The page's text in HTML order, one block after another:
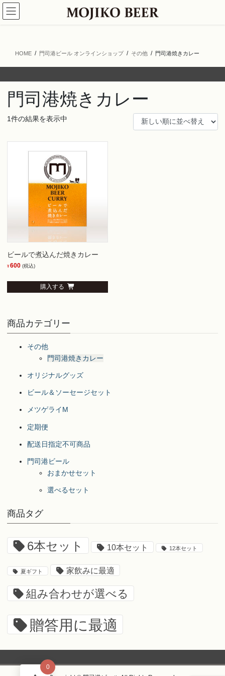
コ
ン
ス
ナ
ビ
ン
HOME 門司港ビール オンラインショップ その他 門司港焼きカレー
門司港焼きカレー
1件の結果を表示中
ビールで煮込んだ焼きカレー
¥600 (税込)
購入する
商品カテゴリー
その他
門司港焼きカレー
オリジナルグッズ
ビール＆ソーセージセット
メツゲライM
定期便
配送日指定不可商品
門司港ビール
おまかせセット
選べるセット
商品タグ
6本セット 10本セット 12本セット
夏ギフト 家飲みに最適
組み合わせが選べる
贈答用に最適
0